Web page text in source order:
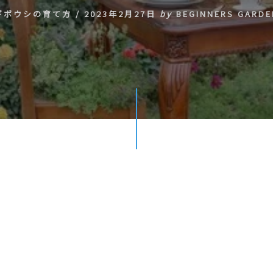
ボウシの育て方/ 2023年2月27日 by BEGINNERS